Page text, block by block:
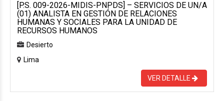
[P.S. 009-2026-MIDIS-PNPDS] – SERVICIOS DE UN/A
(01) ANALISTA EN GESTIÓN DE RELACIONES
HUMANAS Y SOCIALES PARA LA UNIDAD DE
RECURSOS HUMANOS
Desierto
Lima
VER DETALLE